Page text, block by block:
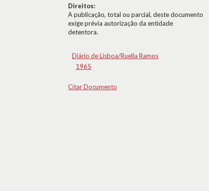
Direitos:
A publicação, total ou parcial, deste documento
exige prévia autorização da entidade
detentora.
Diário de Lisboa/Ruella Ramos
1965
Citar Documento